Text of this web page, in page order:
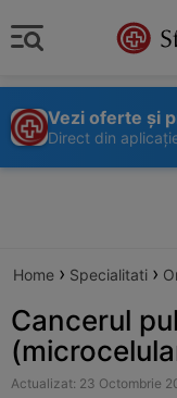
Vezi oferte și
Direct din
Home › Specialitati ›
Cancerul
Actualizat: 23 Octombrie